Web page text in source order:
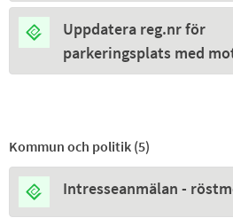
Uppdatera reg.nr för
parkeringsplats med
Kommun och politik (5)
Intresseanmälan -